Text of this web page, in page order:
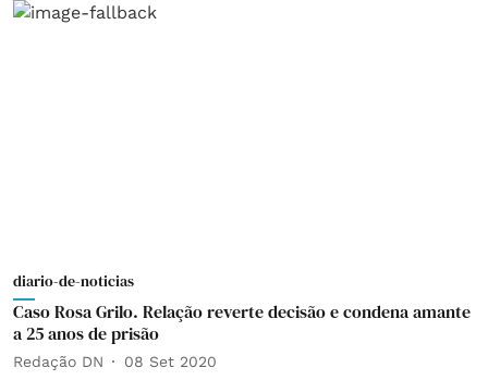
diario-de-noticias
Caso Rosa Grilo. Relação reverte decisão e condena amante
a 25 anos de prisão
Redação DN 08 Set 2020